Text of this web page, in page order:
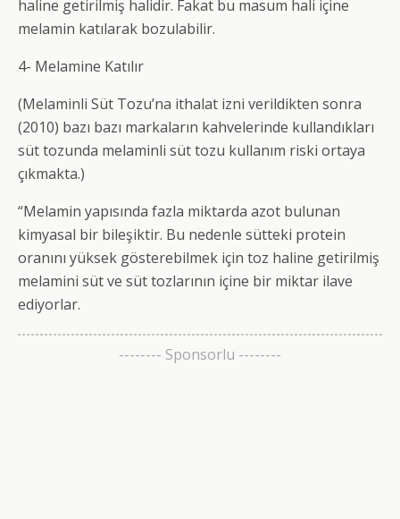
haline getirilmiş halidir. Fakat bu masum hali içine
melamin katılarak bozulabilir.
4- Melamine Katılır
(Melaminli Süt Tozu’na ithalat izni verildikten sonra
(2010) bazı bazı markaların kahvelerinde kullandıkları
süt tozunda melaminli süt tozu kullanım riski ortaya
çıkmakta.)
“Melamin yapısında fazla miktarda azot bulunan
kimyasal bir bileşiktir. Bu nedenle sütteki protein
oranını yüksek gösterebilmek için toz haline getirilmiş
melamini süt ve süt tozlarının içine bir miktar ilave
ediyorlar.
-------- Sponsorlu --------